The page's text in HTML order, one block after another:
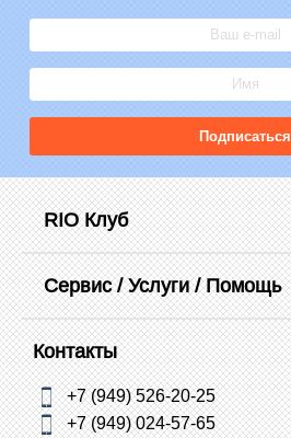
Подписаться
RIO Клуб
Сервис / Услуги / Помощь
Контакты
+7 (949) 526-20-25
+7 (949) 024-57-65